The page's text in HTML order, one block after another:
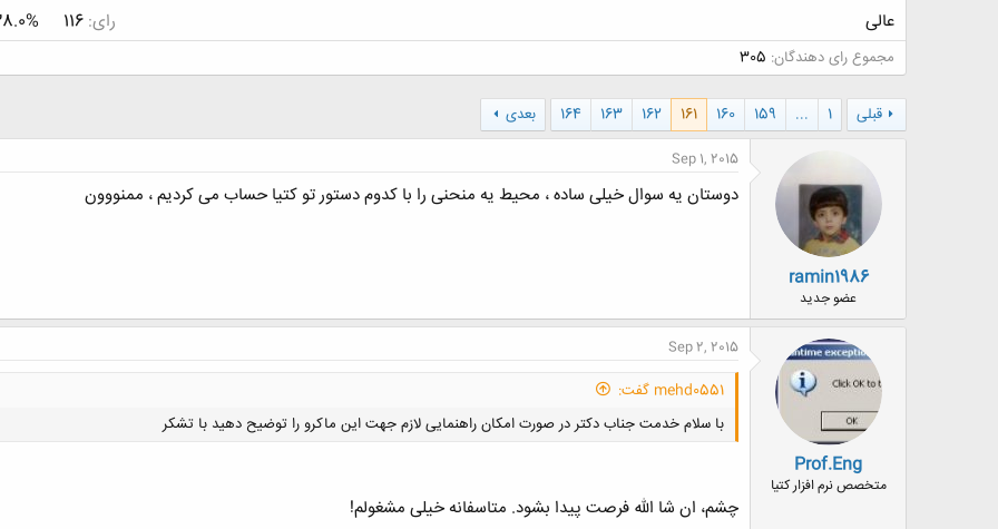
و
ض
و
عالی
رای:
مجموع رای دهندگان 305
قبلی 1
...
159
160
161
162
163
164 بعدی
ramin1986
عضو جدید
Sep 1, 2015
دوستان یه سوال خیلی ساده ، محیط یه منحنی را با کدوم دستور تو کتیا حساب می کردیم ، ممنووون
Prof.Eng
متخصص نرم افزار کتیا
Sep 2, 2015
mehd0551 گفت:
با سلام خدمت جناب دکتر در صورت امکان راهنمایی لازم جهت این ماکرو را توضیح دهید با تشکر
چشم، ان شا الله فرصت پیدا بشود. متاسفانه خیلی مشغولم!